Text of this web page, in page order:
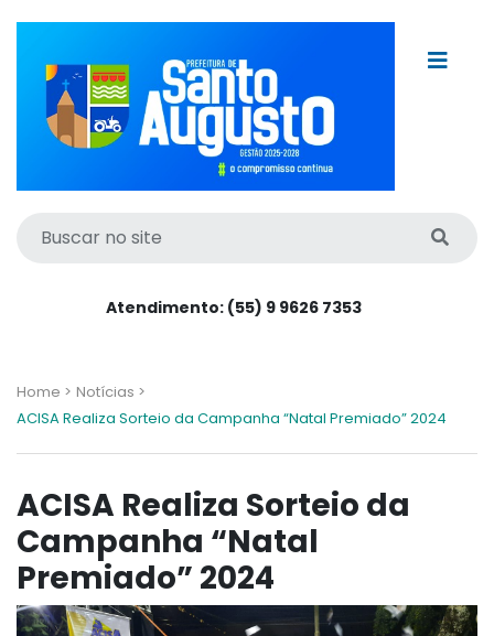
Atendimento: (55) 9 9626 7353
Home > Notícias >
ACISA Realiza Sorteio da Campanha “Natal Premiado” 2024
ACISA Realiza Sorteio da
Campanha “Natal
Premiado” 2024